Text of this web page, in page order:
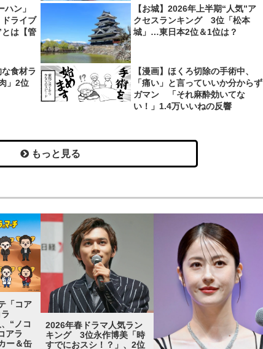
ン」
ライブ
は【管
【お城】2026年上半期“人気”ア
クセスランキング 3位「松本
城」…東日本2位＆1位は？
な食材ラ
」2位
【漫画】ほくろ切除の手術中、
「痛い」と言っていいか分からず
ガマン 「それ麻酔効いてな
い！」1.4万いいねの反響
もっと見る
「コア
“ノコ
アラ
ー＆缶
2026年春ドラマ人気ラン
キング 3位永作博美「時
すでにおスシ！？」、2位